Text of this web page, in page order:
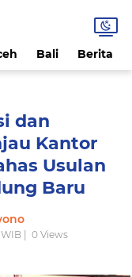
Bali Berita
dan
Kantor
Usulan
Baru
| 0 Views